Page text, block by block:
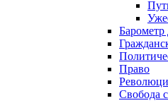
Барометр
Право
Свобода